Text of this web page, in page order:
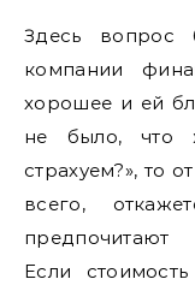
Здесь
компании
хорошее и ей
не было, что
страхуем?», то
всего,
предпочитают
Если